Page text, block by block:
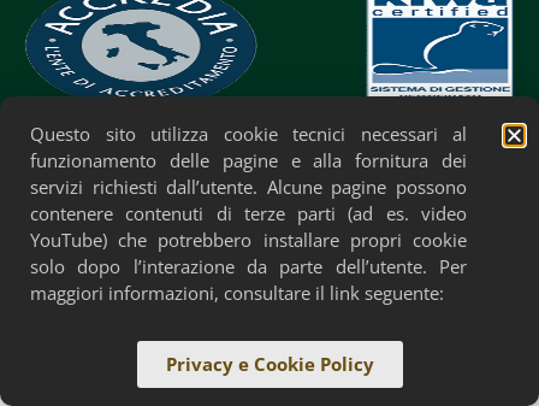
Privacy Policy Cookie Policy Accessibilità
Questo sito utilizza cookie tecnici necessari al
funzionamento delle pagine e alla fornitura dei
servizi richiesti dall’utente. Alcune pagine possono
contenere contenuti di terze parti (ad es. video
YouTube) che potrebbero installare propri cookie
solo dopo l’interazione da parte dell’utente. Per
maggiori informazioni, consultare il link seguente:
Privacy e Cookie Policy